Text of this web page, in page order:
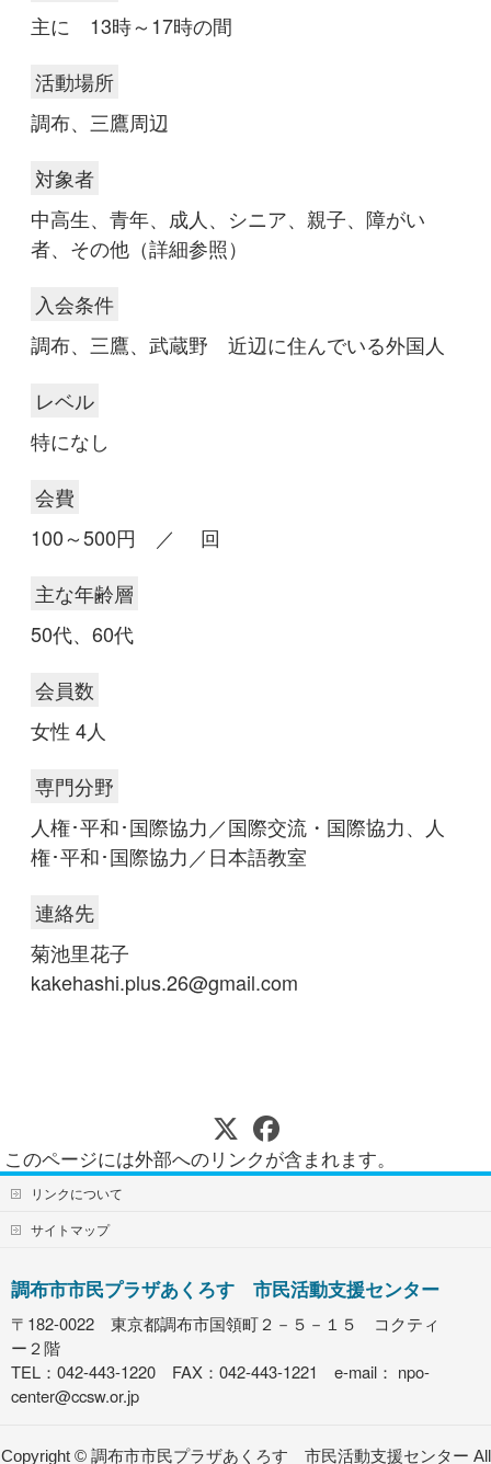
主に 13時～17時の間
活動場所
調布、三鷹周辺
対象者
中高生、青年、成人、シニア、親子、障がい
者、その他（詳細参照）
入会条件
調布、三鷹、武蔵野 近辺に住んでいる外国人
レベル
特になし
会費
100～500円 ／ 回
主な年齢層
50代、60代
会員数
女性 4人
専門分野
人権･平和･国際協力／国際交流・国際協力、人
権･平和･国際協力／日本語教室
連絡先
菊池里花子
kakehashi.plus.26@gmail.com
このページには外部へのリンクが含まれます。
リンクについて
サイトマップ
調布市市民プラザあくろす 市民活動支援センター
〒182-0022 東京都調布市国領町２－５－１５ コクティ
ー２階
TEL：042-443-1220 FAX：042-443-1221 e-mail： npo-
center@ccsw.or.jp
Copyright © 調布市市民プラザあくろす 市民活動支援センター All